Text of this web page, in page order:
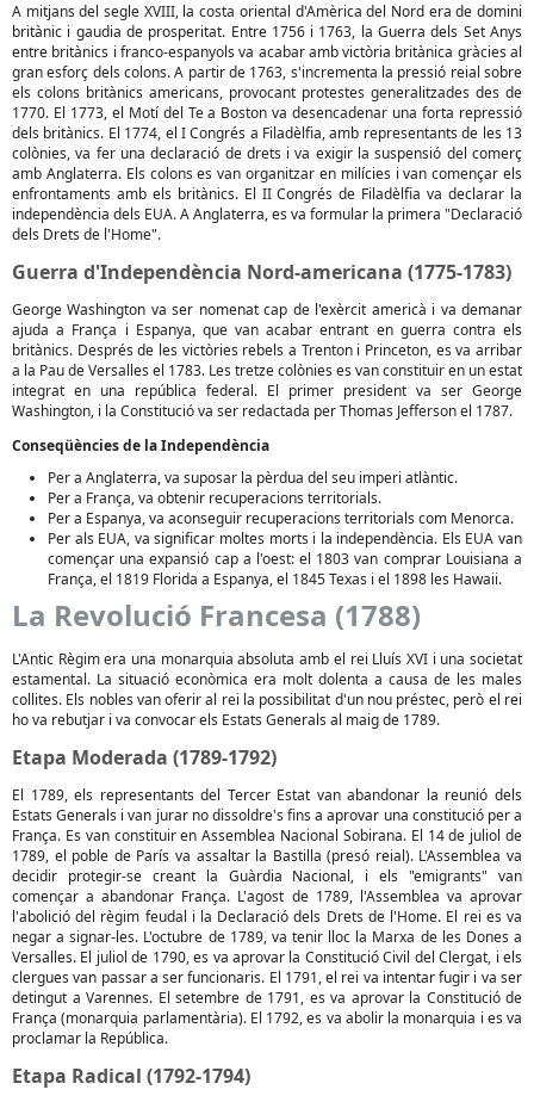
A mitjans del segle XVIII, la costa oriental d'Amèrica del Nord era de domini
britànic i gaudia de prosperitat. Entre 1756 i 1763, la Guerra dels Set Anys
entre britànics i franco-espanyols va acabar amb victòria britànica gràcies al
gran esforç dels colons. A partir de 1763, s'incrementa la pressió reial sobre
els colons britànics americans, provocant protestes generalitzades des de
1770. El 1773, el Motí del Te a Boston va desencadenar una forta repressió
dels britànics. El 1774, el I Congrés a Filadèlfia, amb representants de les 13
colònies, va fer una declaració de drets i va exigir la suspensió del comerç
amb Anglaterra. Els colons es van organitzar en milícies i van començar els
enfrontaments amb els britànics. El II Congrés de Filadèlfia va declarar la
independència dels EUA. A Anglaterra, es va formular la primera "Declaració
dels Drets de l'Home".
Guerra d'Independència Nord-americana (1775-1783)
George Washington va ser nomenat cap de l'exèrcit americà i va demanar
ajuda a França i Espanya, que van acabar entrant en guerra contra els
britànics. Després de les victòries rebels a Trenton i Princeton, es va arribar
a la Pau de Versalles el 1783. Les tretze colònies es van constituir en un estat
integrat en una república federal. El primer president va ser George
Washington, i la Constitució va ser redactada per Thomas Jefferson el 1787.
Conseqüències de la Independència
Per a Anglaterra, va suposar la pèrdua del seu imperi atlàntic.
Per a França, va obtenir recuperacions territorials.
Per a Espanya, va aconseguir recuperacions territorials com Menorca.
Per als EUA, va significar moltes morts i la independència. Els EUA van
començar una expansió cap a l'oest: el 1803 van comprar Louisiana a
França, el 1819 Florida a Espanya, el 1845 Texas i el 1898 les Hawaii.
La Revolució Francesa (1788)
L'Antic Règim era una monarquia absoluta amb el rei Lluís XVI i una societat
estamental. La situació econòmica era molt dolenta a causa de les males
collites. Els nobles van oferir al rei la possibilitat d'un nou préstec, però el rei
ho va rebutjar i va convocar els Estats Generals al maig de 1789.
Etapa Moderada (1789-1792)
El 1789, els representants del Tercer Estat van abandonar la reunió dels
Estats Generals i van jurar no dissoldre's fins a aprovar una constitució per a
França. Es van constituir en Assemblea Nacional Sobirana. El 14 de juliol de
1789, el poble de París va assaltar la Bastilla (presó reial). L'Assemblea va
decidir protegir-se creant la Guàrdia Nacional, i els "emigrants" van
començar a abandonar França. L'agost de 1789, l'Assemblea va aprovar
l'abolició del règim feudal i la Declaració dels Drets de l'Home. El rei es va
negar a signar-les. L'octubre de 1789, va tenir lloc la Marxa de les Dones a
Versalles. El juliol de 1790, es va aprovar la Constitució Civil del Clergat, i els
clergues van passar a ser funcionaris. El 1791, el rei va intentar fugir i va ser
detingut a Varennes. El setembre de 1791, es va aprovar la Constitució de
França (monarquia parlamentària). El 1792, es va abolir la monarquia i es va
proclamar la República.
Etapa Radical (1792-1794)